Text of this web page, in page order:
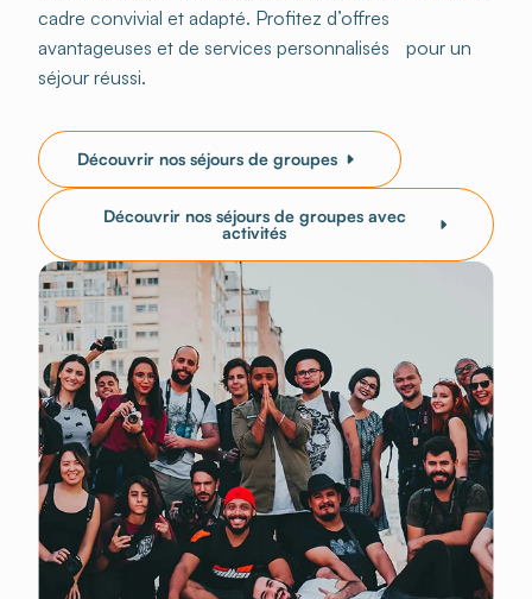
cadre convivial et adapté. Profitez d’offres
avantageuses et de services personnalisés pour un
séjour réussi.
Découvrir nos séjours de groupes
Découvrir nos séjours de groupes avec
activités